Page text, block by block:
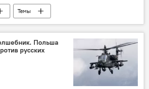
Темы
жертвы
спасатели
Польша
русских